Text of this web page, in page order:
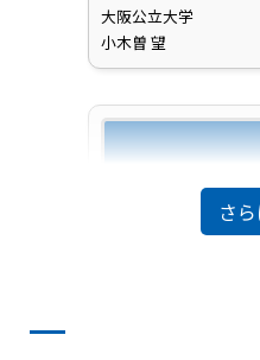
大阪公立大学
小木曽 望
さ